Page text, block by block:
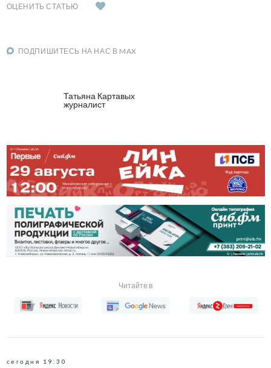
ОЦЕНИТЬ СТАТЬЮ
ПОДПИШИТЕСЬ НА НАС В MAX
Татьяна Картавых
журналист
Читайте в
сегодня 19:30